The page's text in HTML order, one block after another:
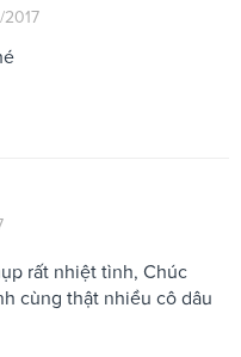
2017
rất nhiệt tình, Chúc
cùng thật nhiều cô dâu